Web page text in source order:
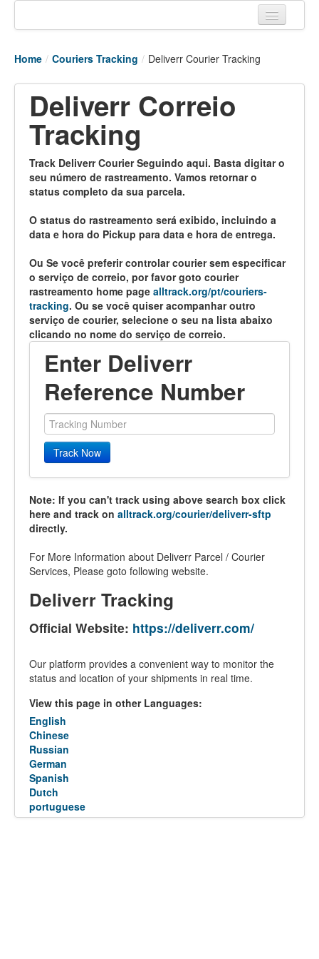
Tracking links
Couriers Tracking
Air Cargo Tracking
Vessel Tracking
Port Of Calls
Home / Couriers Tracking / Deliverr Courier Tracking
Deliverr Correio
Tracking
Track Deliverr Courier Seguindo aqui. Basta digitar o
seu número de rastreamento. Vamos retornar o
status completo da sua parcela.
O status do rastreamento será exibido, incluindo a
data e hora do Pickup para data e hora de entrega.
Ou Se você preferir controlar courier sem especificar
o serviço de correio, por favor goto courier
rastreamento home page alltrack.org/pt/couriers-
tracking. Ou se você quiser acompanhar outro
serviço de courier, selecione o seu na lista abaixo
clicando no nome do serviço de correio.
Enter Deliverr
Reference Number
Track Now
Note: If you can't track using above search box click
here and track on alltrack.org/courier/deliverr-sftp
directly.
For More Information about Deliverr Parcel / Courier
Services, Please goto following website.
Deliverr Tracking
Official Website: https://deliverr.com/
Our platform provides a convenient way to monitor the
status and location of your shipments in real time.
View this page in other Languages:
English
Chinese
Russian
German
Spanish
Dutch
portuguese